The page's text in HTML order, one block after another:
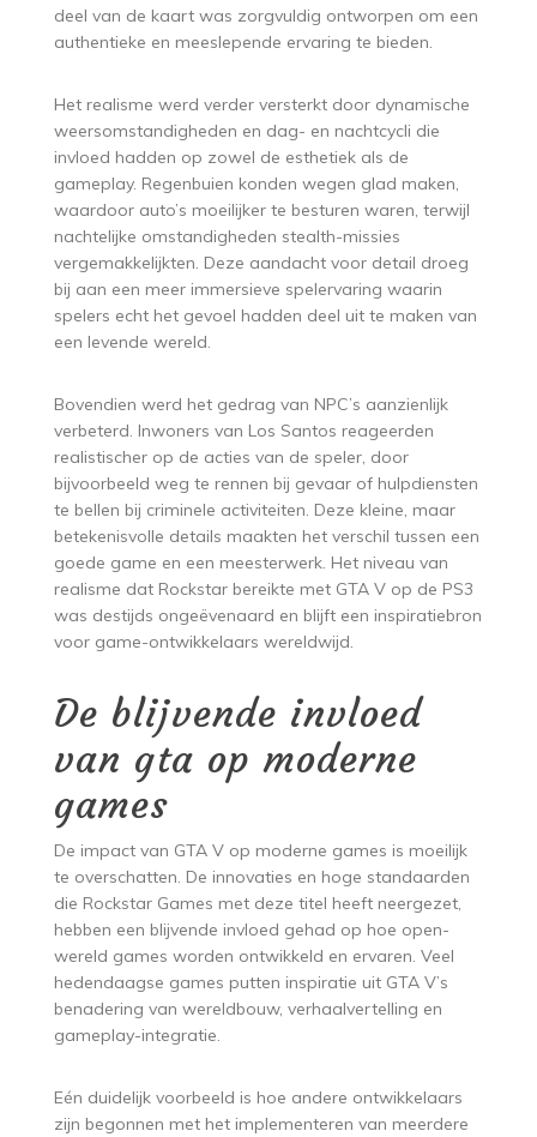
deel van de kaart was zorgvuldig ontworpen om een
authentieke en meeslepende ervaring te bieden.
Het realisme werd verder versterkt door dynamische
weersomstandigheden en dag- en nachtcycli die
invloed hadden op zowel de esthetiek als de
gameplay. Regenbuien konden wegen glad maken,
waardoor auto’s moeilijker te besturen waren, terwijl
nachtelijke omstandigheden stealth-missies
vergemakkelijkten. Deze aandacht voor detail droeg
bij aan een meer immersieve spelervaring waarin
spelers echt het gevoel hadden deel uit te maken van
een levende wereld.
Bovendien werd het gedrag van NPC’s aanzienlijk
verbeterd. Inwoners van Los Santos reageerden
realistischer op de acties van de speler, door
bijvoorbeeld weg te rennen bij gevaar of hulpdiensten
te bellen bij criminele activiteiten. Deze kleine, maar
betekenisvolle details maakten het verschil tussen een
goede game en een meesterwerk. Het niveau van
realisme dat Rockstar bereikte met GTA V op de PS3
was destijds ongeëvenaard en blijft een inspiratiebron
voor game-ontwikkelaars wereldwijd.
De blijvende invloed
van gta op moderne
games
De impact van GTA V op moderne games is moeilijk
te overschatten. De innovaties en hoge standaarden
die Rockstar Games met deze titel heeft neergezet,
hebben een blijvende invloed gehad op hoe open-
wereld games worden ontwikkeld en ervaren. Veel
hedendaagse games putten inspiratie uit GTA V’s
benadering van wereldbouw, verhaalvertelling en
gameplay-integratie.
Eén duidelijk voorbeeld is hoe andere ontwikkelaars
zijn begonnen met het implementeren van meerdere